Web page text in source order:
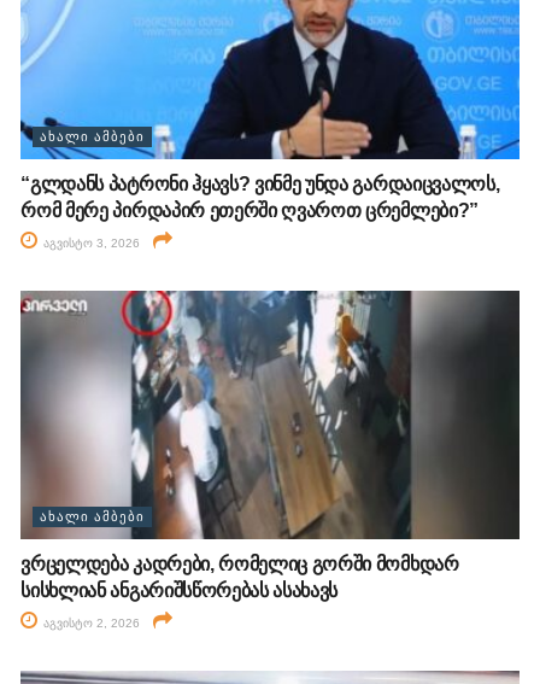
ᲐᲮᲐᲚᲘ ᲐᲛᲑᲔᲑᲘ
“გლდანს პატრონი ჰყავს? ვინმე უნდა გარდაიცვალოს,
რომ მერე პირდაპირ ეთერში ღვაროთ ცრემლები?”
აგვისტო 3, 2026
ᲐᲮᲐᲚᲘ ᲐᲛᲑᲔᲑᲘ
ვრცელდება კადრები, რომელიც გორში მომხდარ
სისხლიან ანგარიშსწორებას ასახავს
აგვისტო 2, 2026